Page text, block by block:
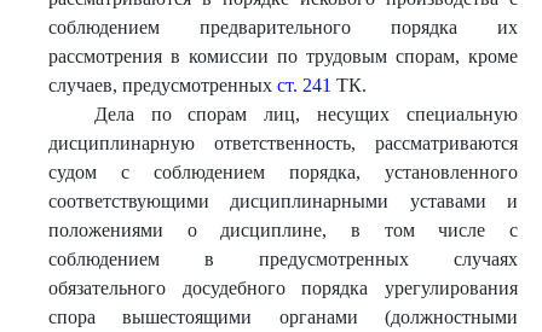
соблюдением предварительного порядка их
рассмотрения в комиссии по трудовым спорам, кроме
случаев, предусмотренных ст. 241 ТК.
Дела по спорам лиц, несущих специальную
дисциплинарную ответственность, рассматриваются
судом с соблюдением порядка, установленного
соответствующими дисциплинарными уставами и
положениями о дисциплине, в том числе с
соблюдением в предусмотренных случаях
обязательного досудебного порядка урегулирования
спора вышестоящими органами (должностными